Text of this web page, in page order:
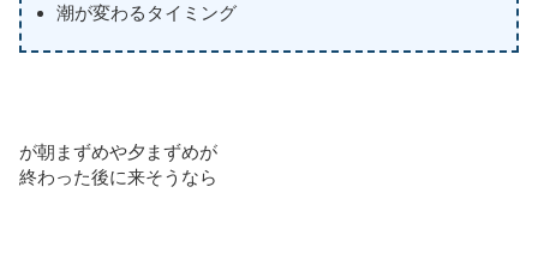
潮が変わるタイミング
が朝まずめや夕まずめが
終わった後に来そうなら